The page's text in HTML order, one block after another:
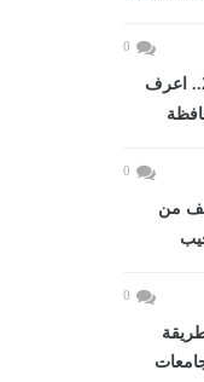
0
تنسيق الثانوى العام 2027.. اعرف
0
من
0
2026.. طريقة